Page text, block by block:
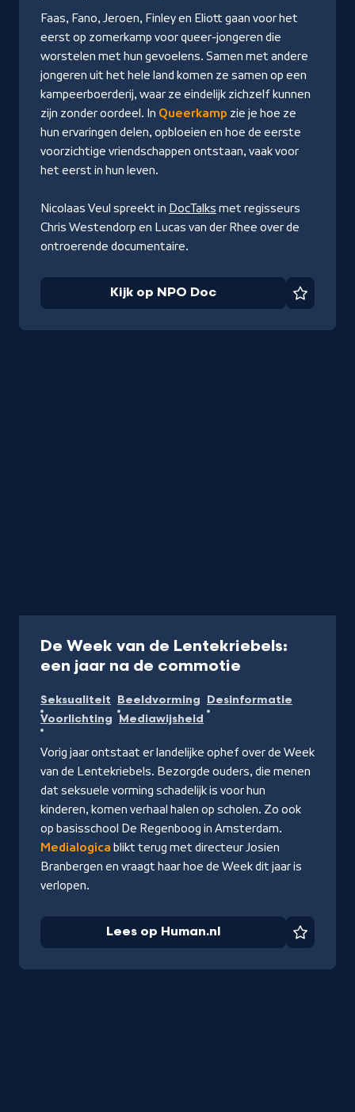
Doc
Faas, Fano, Jeroen, Finley en Eliott gaan voor het
eerst op zomerkamp voor queer-jongeren die
worstelen met hun gevoelens. Samen met andere
jongeren uit het hele land komen ze samen op een
kampeerboerderij, waar ze eindelijk zichzelf kunnen
zijn zonder oordeel. In Queerkamp zie je hoe ze
hun ervaringen delen, opbloeien en hoe de eerste
voorzichtige vriendschappen ontstaan, vaak voor
het eerst in hun leven.
Nicolaas Veul spreekt in DocTalks met regisseurs
Chris Westendorp en Lucas van der Rhee over de
ontroerende documentaire.
Kijk op NPO Doc
De Week van de Lentekriebels:
een jaar na de commotie
op
Seksualiteit Beeldvorming Desinformatie
Voorlichting Mediawijsheid
Vorig jaar ontstaat er landelijke ophef over de Week
van de Lentekriebels. Bezorgde ouders, die menen
dat seksuele vorming schadelijk is voor hun
kinderen, komen verhaal halen op scholen. Zo ook
op basisschool De Regenboog in Amsterdam.
Medialogica blikt terug met directeur Josien
Branbergen en vraagt haar hoe de Week dit jaar is
verlopen.
Lees op Human.nl